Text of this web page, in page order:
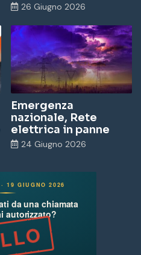
26 Giugno 2026
Emergenza
nazionale, Rete
elettrica in panne
24 Giugno 2026